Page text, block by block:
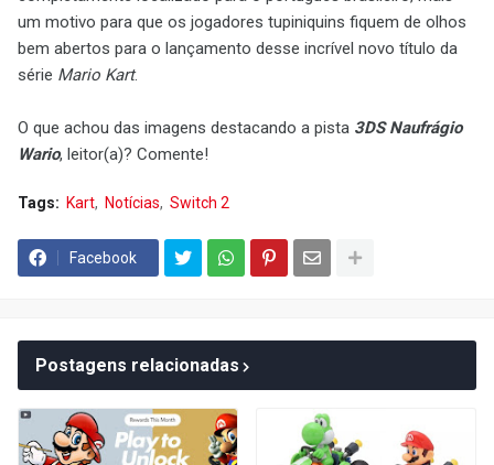
um motivo para que os jogadores tupiniquins fiquem de olhos
bem abertos para o lançamento desse incrível novo título da
série Mario Kart.
O que achou das imagens destacando a pista 3DS Naufrágio
Wario, leitor(a)? Comente!
Tags: Kart Notícias Switch 2
Facebook
Postagens relacionadas